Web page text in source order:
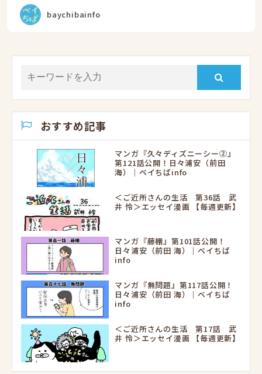
baychibainfo
おすすめ記事
マンガ『久々ディズニーシー②』
第121話公開！日々浦安（前田
海）｜ベイちばinfo
＜ご近所さんの生活 第36話 武
井 怜＞エッセイ漫画 【毎週更新】
マンガ『藤棚』第101話公開！
日々浦安（前田 海）｜ベイちば
info
マンガ『無問題』第117話公開！
日々浦安（前田 海）｜ベイちば
info
＜ご近所さんの生活 第17話 武
井 怜＞エッセイ漫画 【毎週更新】